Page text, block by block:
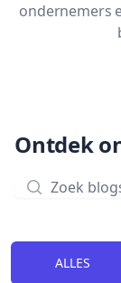
ondernemers
Ontdek
Kies een tab
ALLES